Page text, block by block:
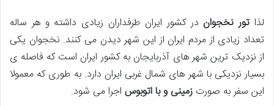
لذا تور نخجوان در کشور ایران طرفداران زیادی داشته و هر ساله
تعداد زیادی از مردم ایران از این شهر دیدن می کنند. نخجوان یکی
از نزدیک ترین شهر های آذربایجان به کشور ایران است که فاصله ی
بسیار نزدیکی با شهر های شمال غربی ایران دارد. به طوری که معمولا
این سفر به صورت زمینی و با اتوبوس اجرا می شود.